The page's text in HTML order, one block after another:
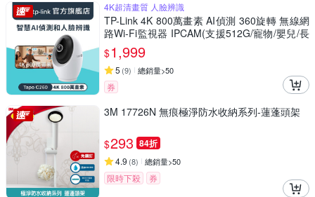
4K超清畫質 人臉辨識
TP-Link 4K 800萬畫素 AI偵測 360旋轉 無線網
路Wi-Fi監視器 IPCAM(支援512G/寵物/嬰兒/長
輩/Tapo C260)
$1,999
5 (9) 總銷量>50
券
3M 17726N 無痕極淨防水收納系列-蓮蓬頭架
$293 84折
4.9 (8) 總銷量>50
限時下殺 券